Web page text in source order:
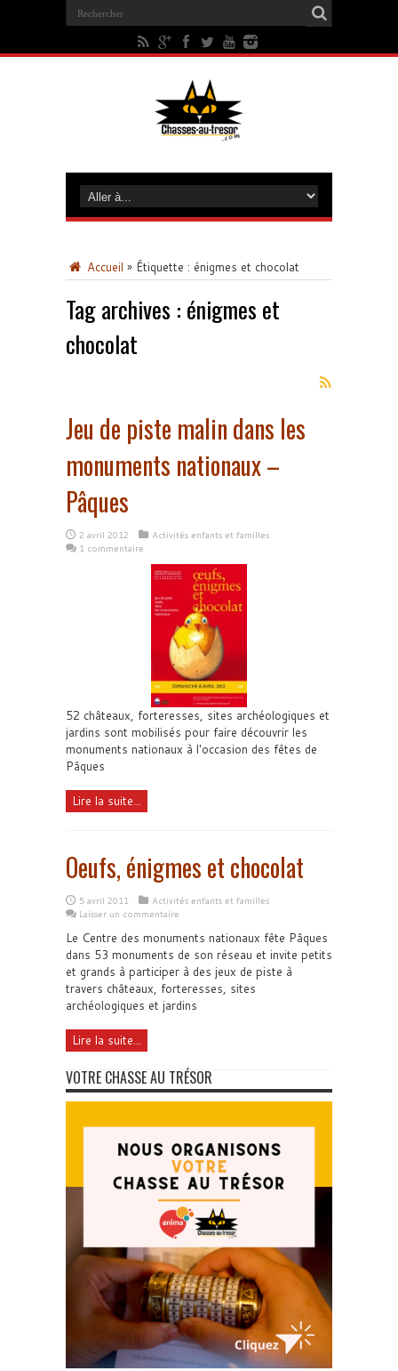
Accueil » Étiquette : énigmes et chocolat
Tag archives : énigmes et
chocolat
Jeu de piste malin dans les
monuments nationaux –
Pâques
2 avril 2012
Activités enfants et familles
1 commentaire
52 châteaux, forteresses, sites archéologiques et
jardins sont mobilisés pour faire découvrir les
monuments nationaux à l'occasion des fêtes de
Pâques
Lire la suite...
Oeufs, énigmes et chocolat
5 avril 2011
Activités enfants et familles
Laisser un commentaire
Le Centre des monuments nationaux fête Pâques
dans 53 monuments de son réseau et invite petits
et grands à participer à des jeux de piste à
travers châteaux, forteresses, sites
archéologiques et jardins
Lire la suite...
VOTRE CHASSE AU TRÉSOR